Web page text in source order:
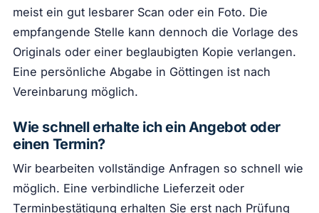
meist ein gut lesbarer Scan oder ein Foto. Die
empfangende Stelle kann dennoch die Vorlage des
Originals oder einer beglaubigten Kopie verlangen.
Eine persönliche Abgabe in Göttingen ist nach
Vereinbarung möglich.
Wie schnell erhalte ich ein Angebot oder
einen Termin?
Wir bearbeiten vollständige Anfragen so schnell wie
möglich. Eine verbindliche Lieferzeit oder
Terminbestätigung erhalten Sie erst nach Prüfung